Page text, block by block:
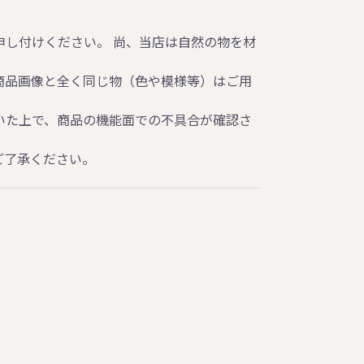
付けください。 尚、当店は自然の物を材
画像と全く同じ物（色や模様等）はご用
上で、商品の機能面での不具合が確認さ
承ください。